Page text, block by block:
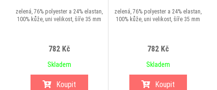
zelená, 76% polyester a 24% elastan,
100% kůže, uni velikost, šíře 35 mm
782 Kč
Skladem
Koupit
zelená, 76% polyester a 24% elastan,
100% kůže, uni velikost, šíře 35 mm
782 Kč
Skladem
Koupit